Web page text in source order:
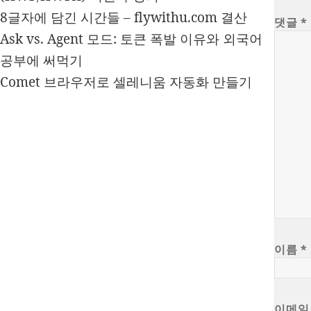
8글자에 담긴 시간들 – flywithu.com 결산
Ask vs. Agent 모드: 토큰 폭발 이유와 외국어
공부에 써먹기
Comet 브라우저로 셀레니움 자동화 만들기
댓글*
이름*